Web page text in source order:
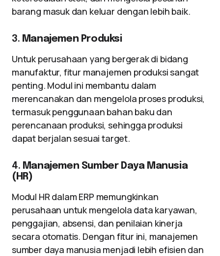
barang masuk dan keluar dengan lebih baik.
3. Manajemen Produksi
Untuk perusahaan yang bergerak di bidang
manufaktur, fitur manajemen produksi sangat
penting. Modul ini membantu dalam
merencanakan dan mengelola proses produksi,
termasuk penggunaan bahan baku dan
perencanaan produksi, sehingga produksi
dapat berjalan sesuai target.
4. Manajemen Sumber Daya Manusia
(HR)
Modul HR dalam ERP memungkinkan
perusahaan untuk mengelola data karyawan,
penggajian, absensi, dan penilaian kinerja
secara otomatis. Dengan fitur ini, manajemen
sumber daya manusia menjadi lebih efisien dan